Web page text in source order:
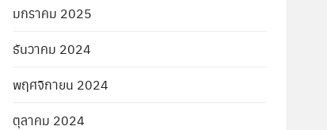
มกราคม 2025
ธันวาคม 2024
พฤศจิกายน 2024
ตุลาคม 2024